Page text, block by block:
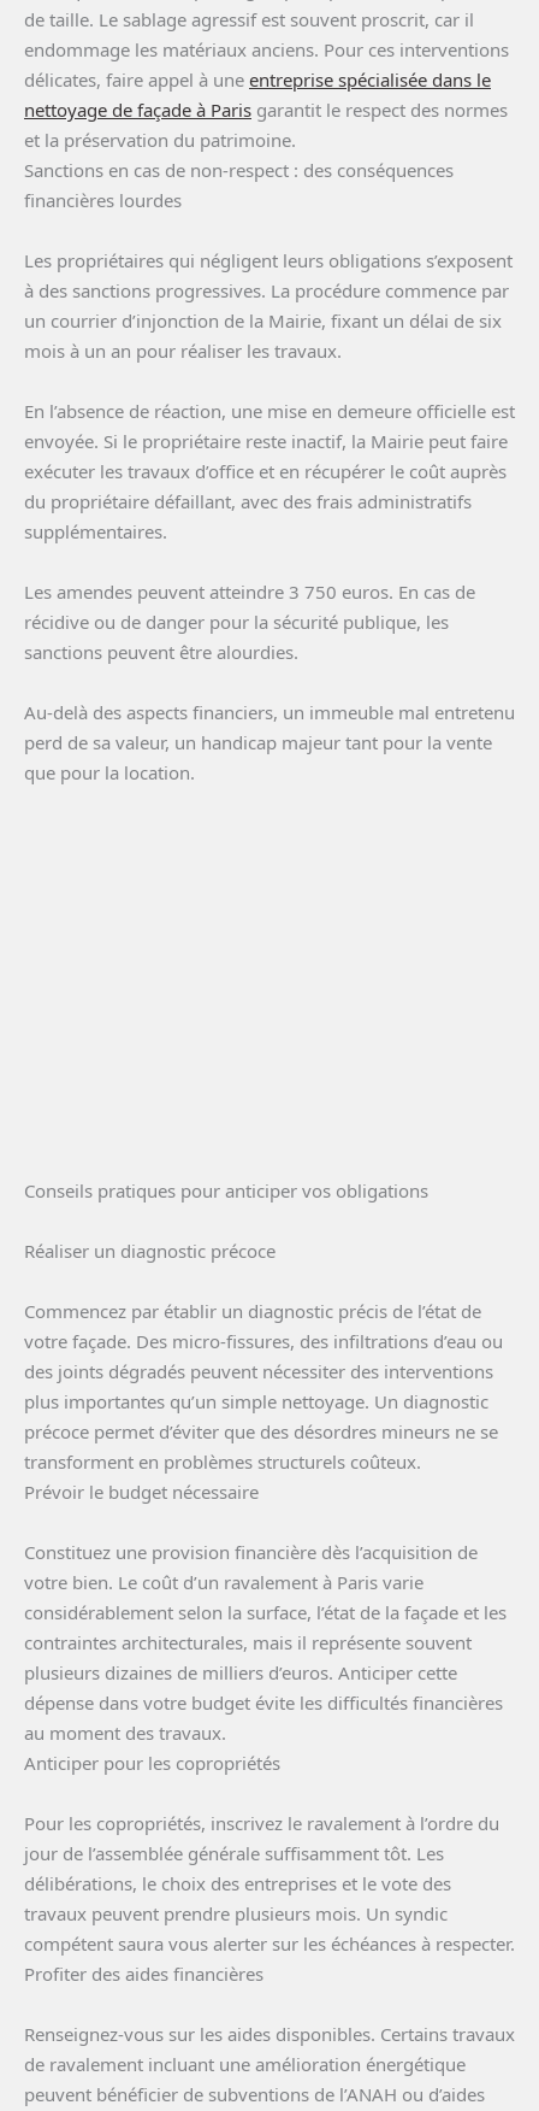
de taille. Le sablage agressif est souvent proscrit, car il
endommage les matériaux anciens. Pour ces interventions
délicates, faire appel à une entreprise spécialisée dans le
nettoyage de façade à Paris garantit le respect des normes
et la préservation du patrimoine.
Sanctions en cas de non-respect : des conséquences
financières lourdes
Les propriétaires qui négligent leurs obligations s’exposent
à des sanctions progressives. La procédure commence par
un courrier d’injonction de la Mairie, fixant un délai de six
mois à un an pour réaliser les travaux.
En l’absence de réaction, une mise en demeure officielle est
envoyée. Si le propriétaire reste inactif, la Mairie peut faire
exécuter les travaux d’office et en récupérer le coût auprès
du propriétaire défaillant, avec des frais administratifs
supplémentaires.
Les amendes peuvent atteindre 3 750 euros. En cas de
récidive ou de danger pour la sécurité publique, les
sanctions peuvent être alourdies.
Au-delà des aspects financiers, un immeuble mal entretenu
perd de sa valeur, un handicap majeur tant pour la vente
que pour la location.
Conseils pratiques pour anticiper vos obligations
Réaliser un diagnostic précoce
Commencez par établir un diagnostic précis de l’état de
votre façade. Des micro-fissures, des infiltrations d’eau ou
des joints dégradés peuvent nécessiter des interventions
plus importantes qu’un simple nettoyage. Un diagnostic
précoce permet d’éviter que des désordres mineurs ne se
transforment en problèmes structurels coûteux.
Prévoir le budget nécessaire
Constituez une provision financière dès l’acquisition de
votre bien. Le coût d’un ravalement à Paris varie
considérablement selon la surface, l’état de la façade et les
contraintes architecturales, mais il représente souvent
plusieurs dizaines de milliers d’euros. Anticiper cette
dépense dans votre budget évite les difficultés financières
au moment des travaux.
Anticiper pour les copropriétés
Pour les copropriétés, inscrivez le ravalement à l’ordre du
jour de l’assemblée générale suffisamment tôt. Les
délibérations, le choix des entreprises et le vote des
travaux peuvent prendre plusieurs mois. Un syndic
compétent saura vous alerter sur les échéances à respecter.
Profiter des aides financières
Renseignez-vous sur les aides disponibles. Certains travaux
de ravalement incluant une amélioration énergétique
peuvent bénéficier de subventions de l’ANAH ou d’aides